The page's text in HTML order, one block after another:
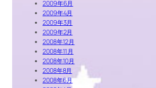
2009年6月
2009年4月
2009年3月
2009年2月
2008年12月
2008年11月
2008年10月
2008年8月
2008年6月